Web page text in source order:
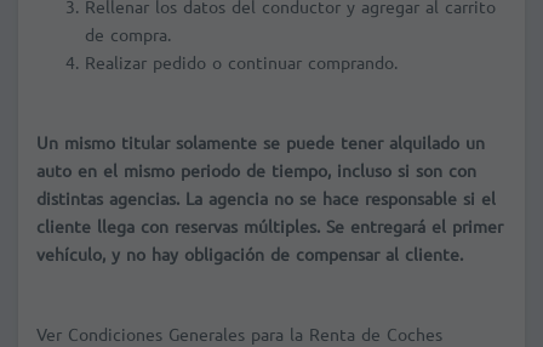
Rellenar los datos del conductor y agregar al carrito
de compra.
Realizar pedido o continuar comprando.
Un mismo titular solamente se puede tener alquilado un
auto en el mismo periodo de tiempo, incluso si son con
distintas agencias. La agencia no se hace responsable si el
cliente llega con reservas múltiples. Se entregará el primer
vehículo, y no hay obligación de compensar al cliente.
Ver Condiciones Generales para la Renta de Coches